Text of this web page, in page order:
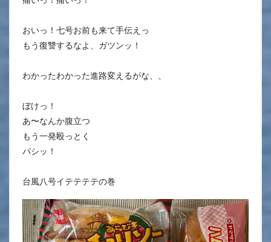
おいっ！七号お前も来て手伝えっ
もう復讐するなよ、ガツンッ！
わかったわかった進路変えるがな、、
ぼけっ！
あ〜なんか腹立つ
もう一発殴っとく
パシッ！
台風八号イテテテテの巻